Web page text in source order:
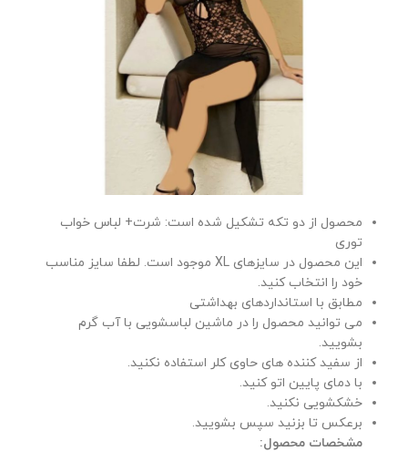
محصول از دو تکه تشکیل شده است: شرت+ لباس خواب
توری
این محصول در سایزهای XL موجود است. لطفا سایز مناسب
خود را انتخاب کنید.
مطابق با استانداردهای بهداشتی
می توانید محصول را در ماشین لباسشویی با آب گرم
بشویید.
از سفید کننده های حاوی کلر استفاده نکنید.
با دمای پایین اتو کنید.
خشکشویی نکنید.
برعکس تا بزنید سپس بشویید.
مشخصات محصول: